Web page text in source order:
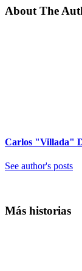
About The
Carlos "Villada"
See author's posts
Más historias